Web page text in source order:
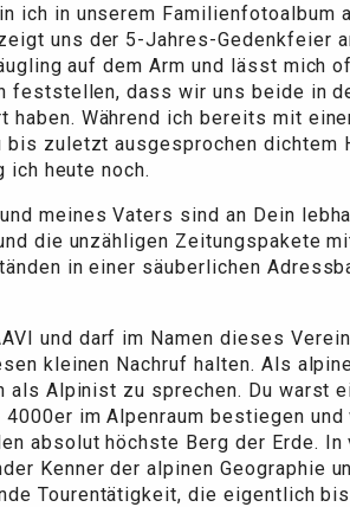
ich in unserem Familienfotoalbum
uns der 5-Jahres-Gedenkfeier
auf dem Arm und lässt mich
feststellen, dass wir uns beide in
Während ich bereits mit
zuletzt ausgesprochen dichtem
heute noch.
meines Vaters sind an Dein
die unzähligen Zeitungspakete
in einer säuberlichen
und darf im Namen dieses
kleinen Nachruf halten. Als
als Alpinist zu sprechen. Du warst
im Alpenraum bestiegen
absolut höchste Berg der Erde. In
Kenner der alpinen Geographie
Tourentätigkeit, die eigentlich